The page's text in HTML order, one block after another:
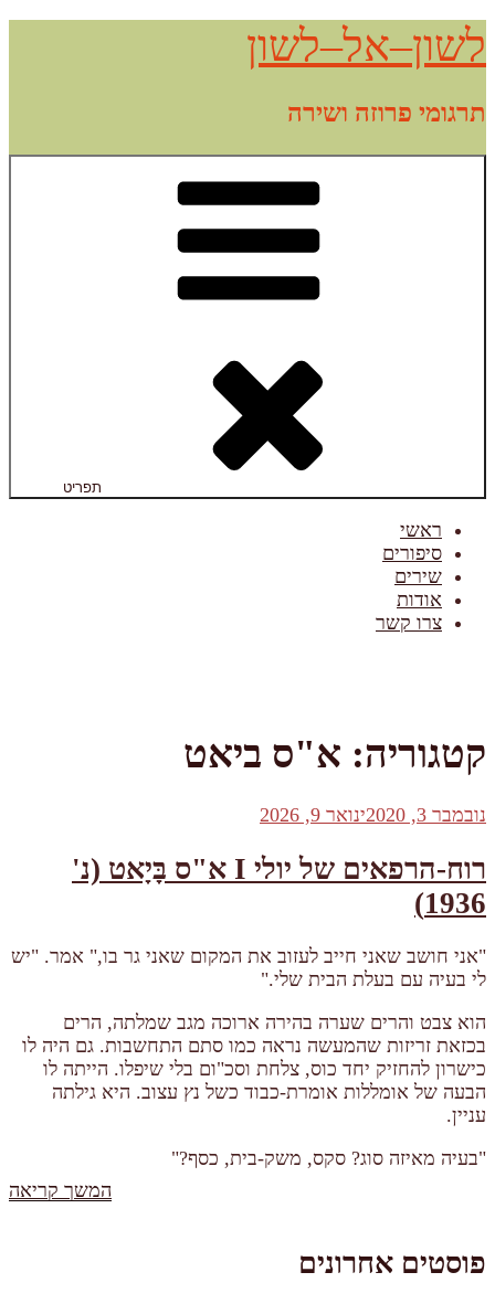
דילוג
לתוכן
לשון–אל–לשון
תרגומי פרוזה ושירה
תפריט
ראשי
סיפורים
שירים
אודות
צרו קשר
קטגוריה: א"ס ביאט
פורסם
נובמבר 3, 2020 ינואר 9, 2026
רוח-הרפאים של יולי I א"ס בָּיָאט (נ'
1936)
"אני חושב שאני חייב לעזוב את המקום שאני גר בו," אמר. "יש
לי בעיה עם בעלת הבית שלי."
הוא צבט והרים שערה בהירה ארוכה מגב שמלתה, הרים
בכזאת זריזות שהמעשה נראה כמו סתם התחשבות. גם היה לו
כישרון להחזיק יחד כוס, צלחת וסכ"ום בלי שיפלו. הייתה לו
הבעה של אומללות אומרת-כבוד כשל נץ עצוב. היא גילתה
עניין.
"בעיה מאיזה סוג? סקס, משק-בית, כסף?"
המשך קריאה
פוסטים אחרונים